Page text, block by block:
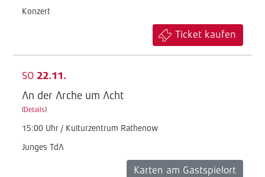
Konzert
Ticket kaufen
SO 22.11.
An der Arche um Acht
(Details)
15:00 Uhr / Kulturzentrum Rathenow
Junges TdA
Karten am Gastspielort